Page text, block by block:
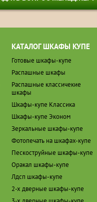
КАТАЛОГ ШКАФЫ КУПЕ
Готовые шкафы-купе
Распашные шкафы
Распашные классичекие
шкафы
Шкафы-купе Классика
Шкафы-купе Эконом
Зеркальные шкафы-купе
Фотопечать на шкафах-купе
Пескоструйные шкафы-купе
Оракал шкафы-купе
Лдсп шкафы-купе
2-х дверные шкафы-купе